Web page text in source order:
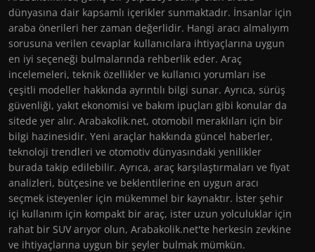
dünyasına dair kapsamlı içerikler sunmaktadır. İnsanlar için
araba önerileri her zaman değerlidir. Hangi aracı almalıyım
sorusuna verilen cevaplar kullanıcılara ihtiyaçlarına uygun
en iyi seçeneği bulmalarında rehberlik eder. Araç
incelemeleri, teknik özellikler ve kullanıcı yorumları ise
çeşitli modeller hakkında ayrıntılı bilgi sunar. Ayrıca, sürüş
güvenliği, yakıt ekonomisi ve bakım ipuçları gibi konular da
sitede yer alır. Arabakolik.net, otomobil meraklıları için bir
bilgi hazinesidir. Yeni araçlar hakkında güncel haberler,
teknoloji trendleri ve otomotiv dünyasındaki yenilikler
burada takip edilebilir. Ayrıca, araç karşılaştırmaları ve fiyat
analizleri, bütçesine ve beklentilerine en uygun aracı
seçmek isteyenler için mükemmel bir kaynaktır. İster şehir
içi kullanım için kompakt bir araç, ister uzun yolculuklar için
rahat bir SUV arıyor olun, Arabakolik.net'te herkesin zevkine
ve ihtiyaçlarına uygun bir şeyler bulmak mümkün.